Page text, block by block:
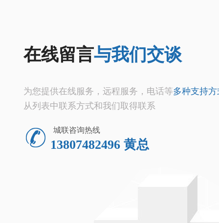
在线留言与我们交谈
为您提供在线服务，远程服务，电话等多种支持
从列表中联系方式和我们取得联系
城联咨询热线
13807482496 黄总